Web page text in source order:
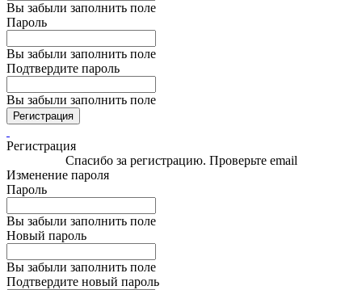
Вы забыли заполнить поле
Пароль
Вы забыли заполнить поле
Подтвердите пароль
Вы забыли заполнить поле
Регистрация
Регистрация
Спасибо за регистрацию. Проверьте email
Изменение пароля
Пароль
Вы забыли заполнить поле
Новый пароль
Вы забыли заполнить поле
Подтвердите новый пароль